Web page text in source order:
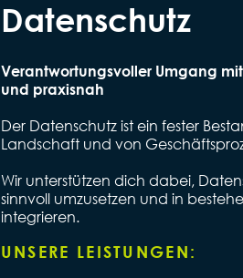
Datenschutz
Verantwortungsvoller Umgang
und praxisnah
Der Datenschutz ist ein fester
Landschaft und von
Wir unterstützen dich dabei,
sinnvoll umzusetzen und in
integrieren.
UNSERE LEISTUNGEN: